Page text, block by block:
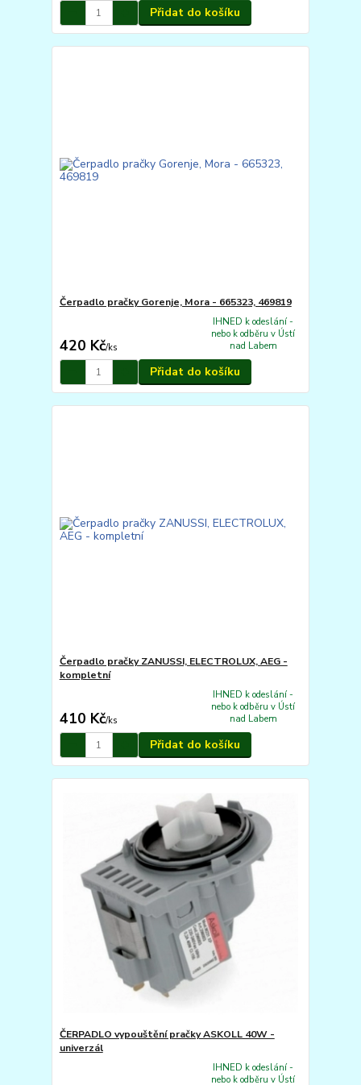
Přidat do košíku
Čerpadlo pračky Gorenje, Mora - 665323, 469819
420 Kč/ks
IHNED k odeslání -
nebo k odběru v Ústí
nad Labem
Přidat do košíku
Čerpadlo pračky ZANUSSI, ELECTROLUX, AEG -
kompletní
410 Kč/ks
IHNED k odeslání -
nebo k odběru v Ústí
nad Labem
Přidat do košíku
ČERPADLO vypouštění pračky ASKOLL 40W -
univerzál
IHNED k odeslání -
nebo k odběru v Ústí